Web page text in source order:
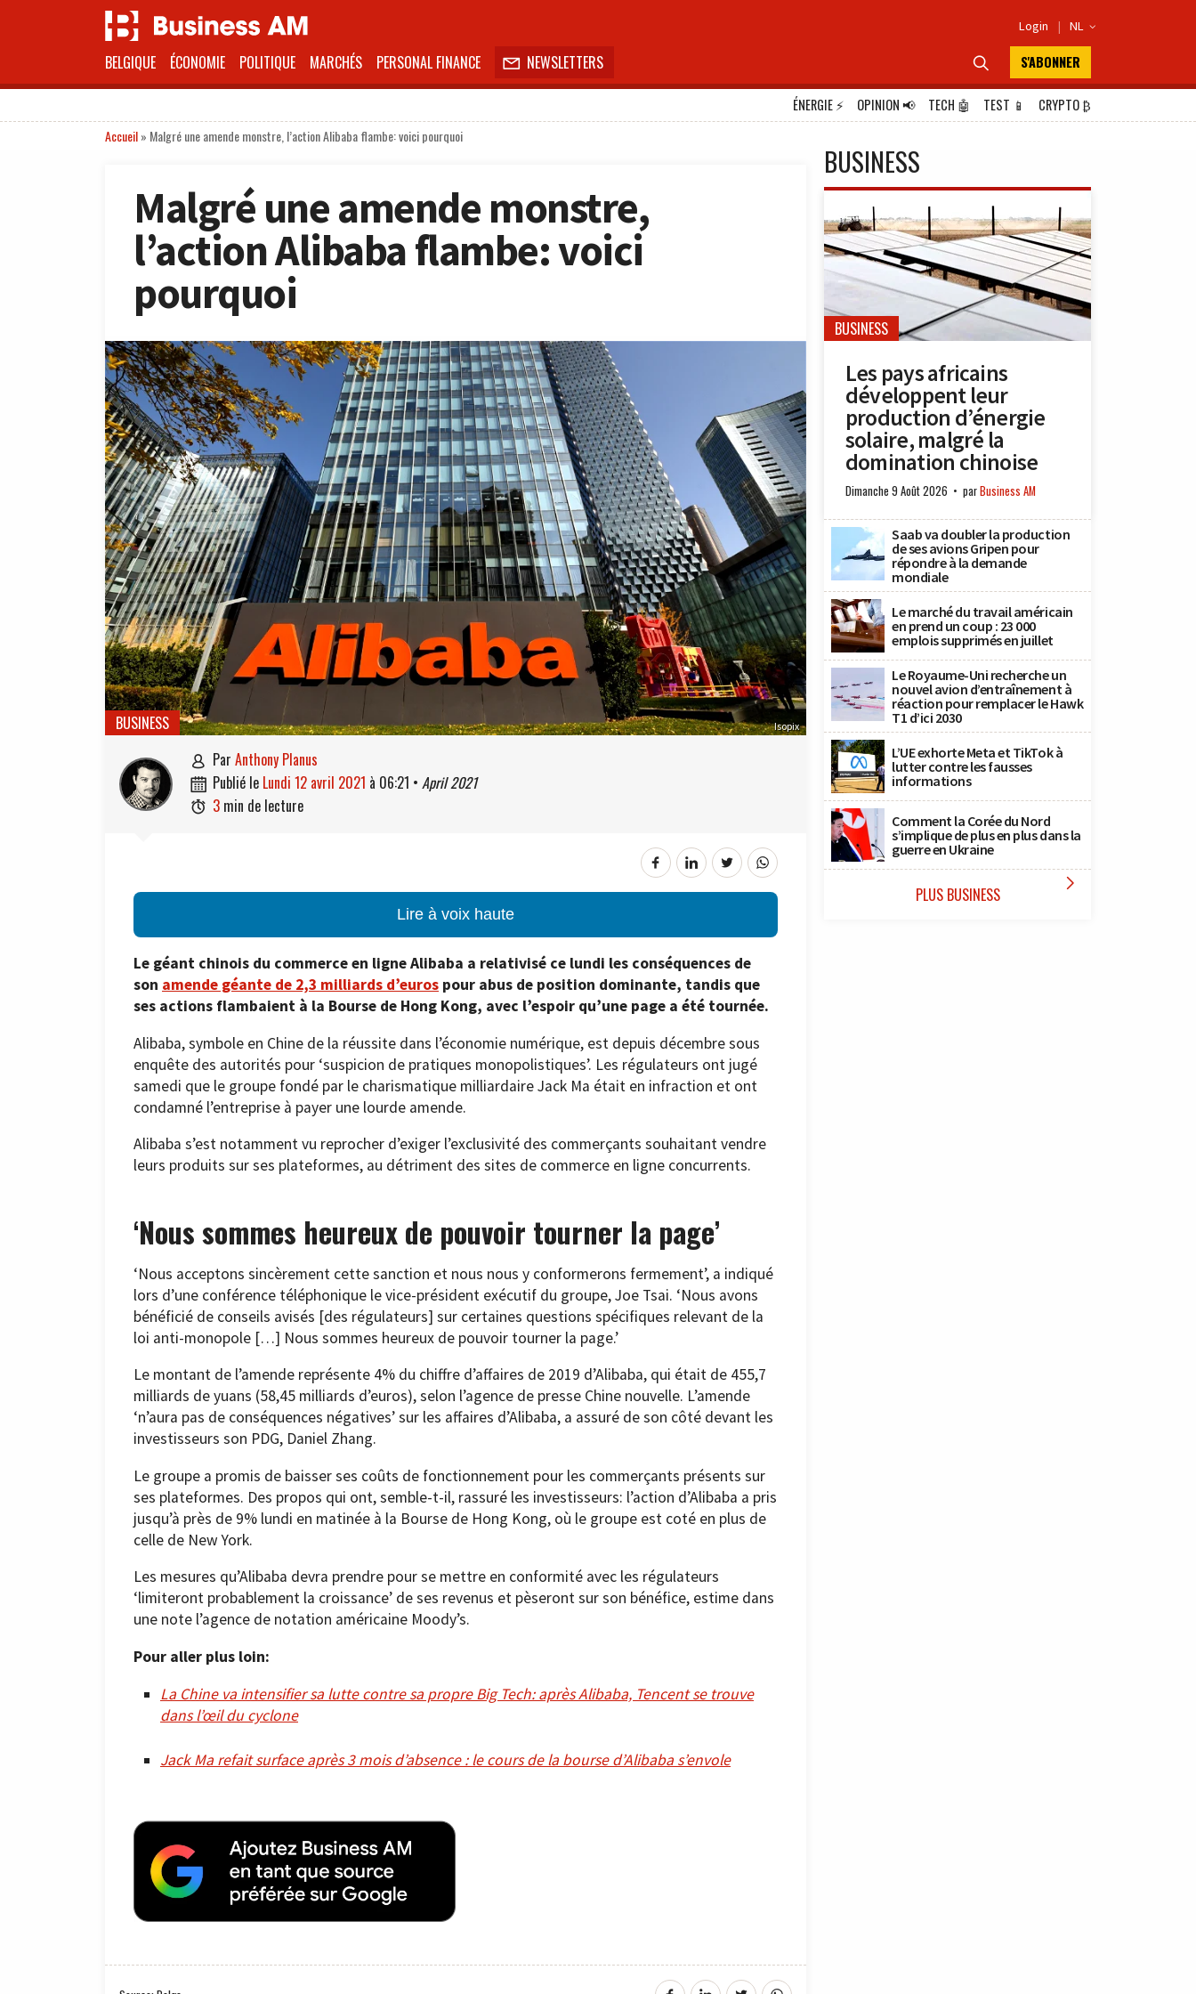
Login | NL 
BELGIQUE ÉCONOMIE POLITIQUE MARCHÉS PERSONAL FINANCE  NEWSLETTERS  S'ABONNER
ÉNERGIE⚡ OPINION📢 TECH 🤖 TEST 📱 CRYPTO₿
Accueil» Malgré une amende monstre, l’action Alibaba flambe: voici pourquoi
Malgré une amende monstre,
l’action Alibaba flambe: voici
pourquoi
Isopix
BUSINESS
 par Anthony Planus
 publié le lundi 12 avril 2021 à 06:21 • April 2021
 3 min de lecture
Lire à voix haute
Le géant chinois du commerce en ligne Alibaba a relativisé ce lundi les conséquences de
son amende géante de 2,3 milliards d’euros pour abus de position dominante, tandis que
ses actions flambaient à la Bourse de Hong Kong, avec l’espoir qu’une page a été tournée.
Alibaba, symbole en Chine de la réussite dans l’économie numérique, est depuis décembre sous
enquête des autorités pour ‘suspicion de pratiques monopolistiques’. Les régulateurs ont jugé
samedi que le groupe fondé par le charismatique milliardaire Jack Ma était en infraction et ont
condamné l’entreprise à payer une lourde amende.
Alibaba s’est notamment vu reprocher d’exiger l’exclusivité des commerçants souhaitant vendre
leurs produits sur ses plateformes, au détriment des sites de commerce en ligne concurrents.
‘Nous sommes heureux de pouvoir tourner la page’
‘Nous acceptons sincèrement cette sanction et nous nous y conformerons fermement’, a indiqué
lors d’une conférence téléphonique le vice-président exécutif du groupe, Joe Tsai. ‘Nous avons
bénéficié de conseils avisés [des régulateurs] sur certaines questions spécifiques relevant de la
loi anti-monopole […] Nous sommes heureux de pouvoir tourner la page.’
Le montant de l’amende représente 4% du chiffre d’affaires de 2019 d’Alibaba, qui était de 455,7
milliards de yuans (58,45 milliards d’euros), selon l’agence de presse Chine nouvelle. L’amende
‘n’aura pas de conséquences négatives’ sur les affaires d’Alibaba, a assuré de son côté devant les
investisseurs son PDG, Daniel Zhang.
Le groupe a promis de baisser ses coûts de fonctionnement pour les commerçants présents sur
ses plateformes. Des propos qui ont, semble-t-il, rassuré les investisseurs: l’action d’Alibaba a pris
jusqu’à près de 9% lundi en matinée à la Bourse de Hong Kong, où le groupe est coté en plus de
celle de New York.
Les mesures qu’Alibaba devra prendre pour se mettre en conformité avec les régulateurs
‘limiteront probablement la croissance’ de ses revenus et pèseront sur son bénéfice, estime dans
une note l’agence de notation américaine Moody’s.
Pour aller plus loin:
La Chine va intensifier sa lutte contre sa propre Big Tech: après Alibaba, Tencent se trouve
dans l’œil du cyclone
Jack Ma refait surface après 3 mois d’absence : le cours de la bourse d’Alibaba s’envole
BUSINESS
BUSINESS
Les pays africains
développent leur
production d’énergie
solaire, malgré la
domination chinoise
Dimanche 9 Août 2026 parBusiness AM
Saab va doubler la production
de ses avions Gripen pour
répondre à la demande
mondiale
Le marché du travail américain
en prend un coup : 23 000
emplois supprimés en juillet
Le Royaume-Uni recherche un
nouvel avion d’entraînement à
réaction pour remplacer le Hawk
T1 d’ici 2030
L’UE exhorte Meta et TikTok à
lutter contre les fausses
informations
Comment la Corée du Nord
s’implique de plus en plus dans la
guerre en Ukraine
PLUS BUSINESS 